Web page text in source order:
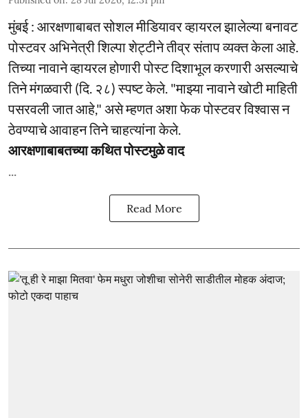
मुंबई : आरक्षणाबाबत सोशल मीडियावर व्हायरल झालेल्या बनावट
पोस्टवर अभिनेत्री शिल्पा शेट्टीने तीव्र संताप व्यक्त केला आहे.
तिच्या नावाने व्हायरल होणारी पोस्ट दिशाभूल करणारी असल्याचे
तिने मंगळवारी (दि. २८) स्पष्ट केले. "माझ्या नावाने खोटी माहिती
पसरवली जात आहे," असे म्हणत अशा फेक पोस्टवर विश्वास न
ठेवण्याचे आवाहन तिने चाहत्यांना केले.
आरक्षणाबाबतच्या कथित पोस्टमुळे वाद
...
Read More